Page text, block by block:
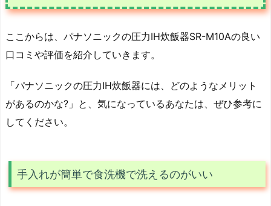
ここからは、パナソニックの圧力IH炊飯器SR-M10Aの良い
口コミや評価を紹介していきます。
「パナソニックの圧力IH炊飯器には、どのようなメリット
があるのかな?」と、気になっているあなたは、ぜひ参考に
してください。
手入れが簡単で食洗機で洗えるのがいい